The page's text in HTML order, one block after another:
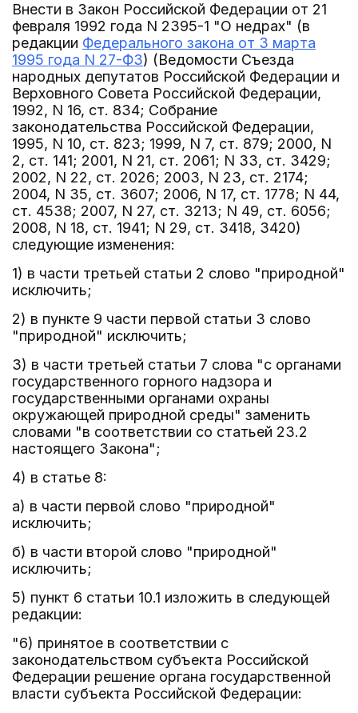
Внести в Закон Российской Федерации от 21
февраля 1992 года N 2395-1 "О недрах" (в
редакции Федерального закона от 3 марта
1995 года N 27-ФЗ) (Ведомости Съезда
народных депутатов Российской Федерации и
Верховного Совета Российской Федерации,
1992, N 16, ст. 834; Собрание
законодательства Российской Федерации,
1995, N 10, ст. 823; 1999, N 7, ст. 879; 2000, N
2, ст. 141; 2001, N 21, ст. 2061; N 33, ст. 3429;
2002, N 22, ст. 2026; 2003, N 23, ст. 2174;
2004, N 35, ст. 3607; 2006, N 17, ст. 1778; N 44,
ст. 4538; 2007, N 27, ст. 3213; N 49, ст. 6056;
2008, N 18, ст. 1941; N 29, ст. 3418, 3420)
следующие изменения:
1) в части третьей статьи 2 слово "природной"
исключить;
2) в пункте 9 части первой статьи 3 слово
"природной" исключить;
3) в части третьей статьи 7 слова "с органами
государственного горного надзора и
государственными органами охраны
окружающей природной среды" заменить
словами "в соответствии со статьей 23.2
настоящего Закона";
4) в статье 8:
а) в части первой слово "природной"
исключить;
б) в части второй слово "природной"
исключить;
5) пункт 6 статьи 10.1 изложить в следующей
редакции:
"6) принятое в соответствии с
законодательством субъекта Российской
Федерации решение органа государственной
власти субъекта Российской Федерации: